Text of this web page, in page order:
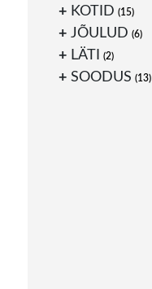
KOTID (15)
JÕULUD (6)
LÄTI (2)
SOODUS (13)